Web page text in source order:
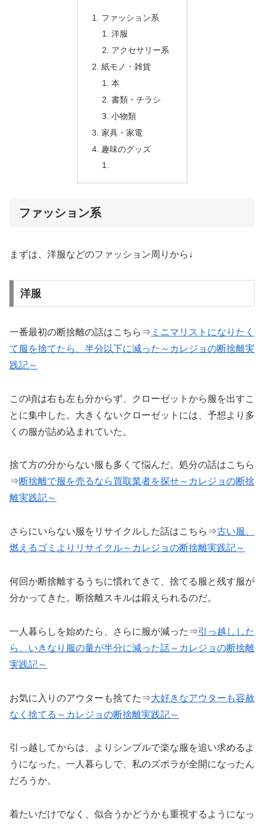
ファッション系
洋服
アクセサリー系
紙モノ・雑貨
本
書類・チラシ
小物類
家具・家電
趣味のグッズ
ファッション系
まずは、洋服などのファッション周りから↓
洋服
一番最初の断捨離の話はこちら⇒ ミニマリストになりたく
て服を捨てたら、半分以下に減った～カレジョの断捨離実
践記～
この頃は右も左も分からず、クローゼットから服を出すこ
とに集中した。大きくないクローゼットには、予想より多
くの服が詰め込まれていた。
捨て方の分からない服も多くて悩んだ。処分の話はこちら
⇒断捨離で服を売るなら買取業者を探せ～カレジョの断捨
離実践記～
さらにいらない服をリサイクルした話はこちら⇒古い服、
燃えるゴミよりリサイクル～カレジョの断捨離実践記～
何回か断捨離するうちに慣れてきて、捨てる服と残す服が
分かってきた。断捨離スキルは鍛えられるのだ。
一人暮らしを始めたら、さらに服が減った⇒引っ越しした
ら、いきなり服の量が半分に減った話～カレジョの断捨離
実践記～
お気に入りのアウターも捨てた⇒大好きなアウターも容赦
なく捨てる～カレジョの断捨離実践記～
引っ越してからは、よりシンプルで楽な服を追い求めるよ
うになった。一人暮らしで、私のズボラが全開になったん
だろうか。
着たいだけでなく、似合うかどうかも重視するようになっ